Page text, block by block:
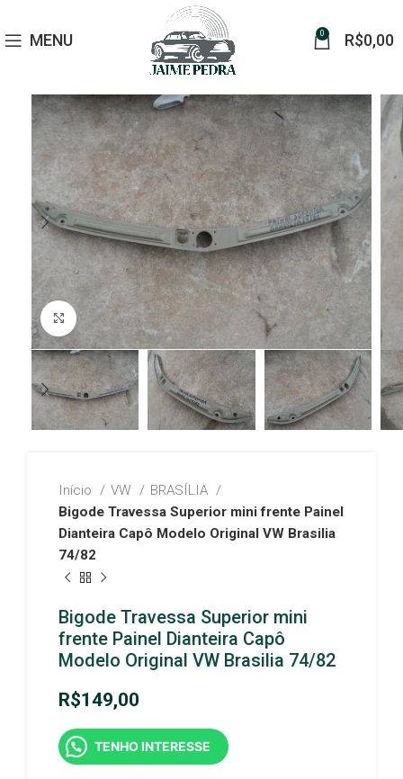
MENU 0 R$0,00
Click to enlarge
Início VW
BRASÍLIA
Bigode Travessa Superior mini frente Painel
Dianteira Capô Modelo Original VW Brasilia
74/82
Bigode Travessa Superior mini
frente Painel Dianteira Capô
Modelo Original VW Brasilia 74/82
R$149,00
TENHO INTERESSE